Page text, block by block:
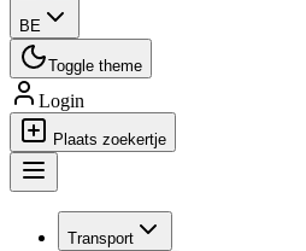
BE
Toggle theme
Login
Plaats zoekertje
Transport